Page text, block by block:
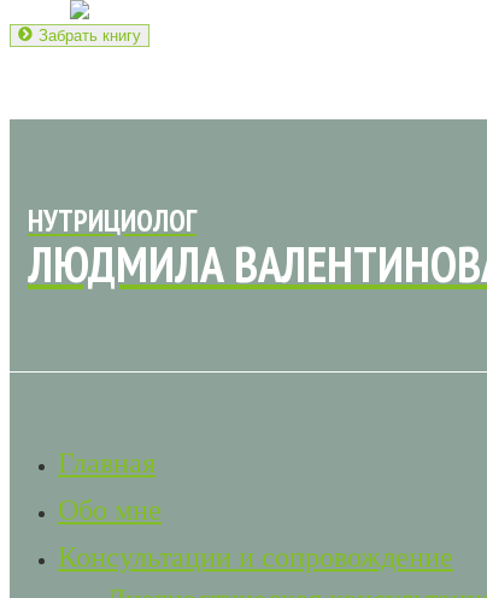
Забрать книгу
НУТРИЦИОЛОГ
ЛЮДМИЛА
Главная
Обо мне
Консультации и сопровождение